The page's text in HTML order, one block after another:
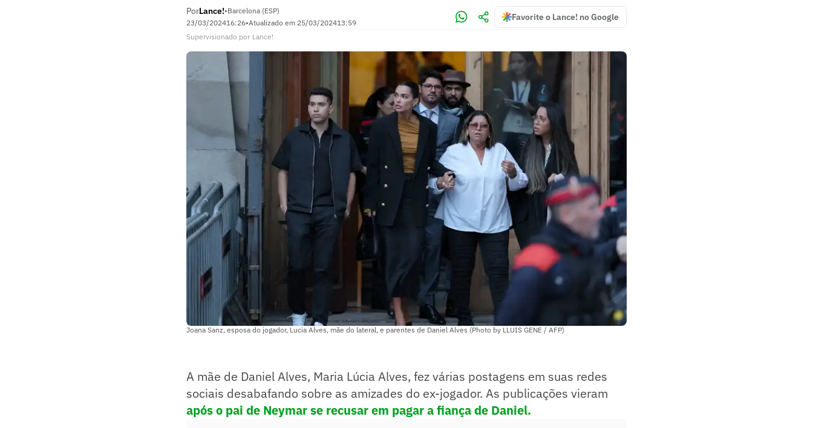
PorLance!•Barcelona (ESP)
23/03/202416:26•Atualizado em 25/03/202413:59
Favorite o Lance! no Google
Supervisionado por Lance!
Joana Sanz, esposa do jogador, Lucia Alves, mãe do lateral, e parentes de Daniel Alves (Photo by LLUIS GENE / AFP)
A mãe de Daniel Alves, Maria Lúcia Alves, fez várias postagens em suas redes
sociais desabafando sobre as amizades do ex-jogador. As publicações vieram
após o pai de Neymar se recusar em pagar a fiança de Daniel.